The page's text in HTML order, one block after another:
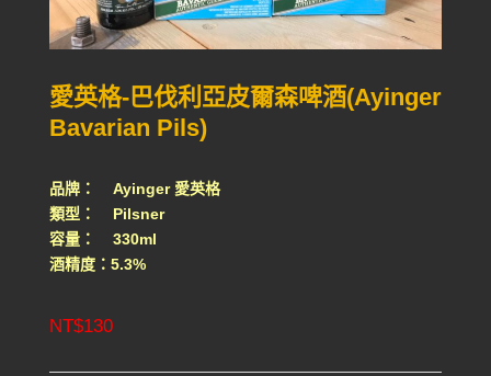
愛英格-巴伐利亞皮爾森啤酒(Ayinger
Bavarian Pils)
品牌： Ayinger 愛英格
類型： Pilsner
容量： 330ml
酒精度：5.3%
NT$130